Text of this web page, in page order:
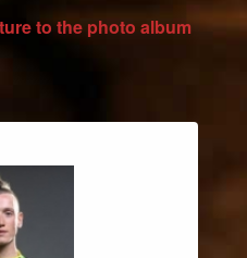
to the photo album